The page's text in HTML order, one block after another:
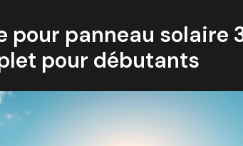
pour panneau solaire
pour débutants